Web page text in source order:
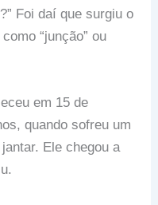
Foi daí que surgiu o
“junção” ou
em 15 de
quando sofreu um
Ele chegou a